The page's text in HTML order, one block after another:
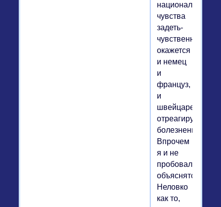
национальные
чувства
задеть-
чувственным
окажется
и немец
и
француз,
и
швейцарец,
отреагируют
болезненно.
Впрочем
я и не
пробовала
объяснятся.
Неловко
как то,